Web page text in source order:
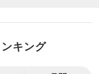
整できます。
キング